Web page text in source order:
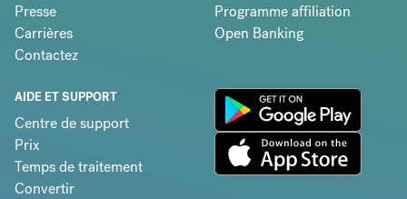
Presse
Carrières
Contactez
Programme affiliation
Open Banking
AIDE ET SUPPORT
Centre de support
Prix
Temps de traitement
Convertir